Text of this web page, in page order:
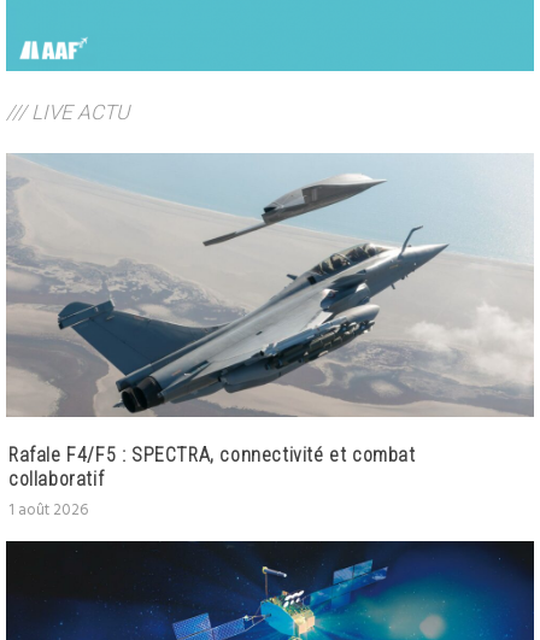
/// LIVE ACTU
Rafale F4/F5 : SPECTRA, connectivité et combat
collaboratif
1 août 2026